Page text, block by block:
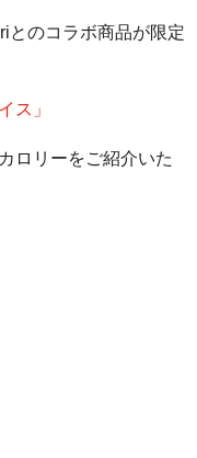
とのコラボ商品が限定
ス」
ロリーをご紹介いた